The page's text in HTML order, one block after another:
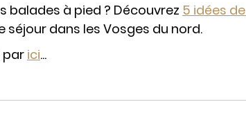
balades à pied ? Découvrez 5 idées de
dans les Vosges du nord.
par ici...